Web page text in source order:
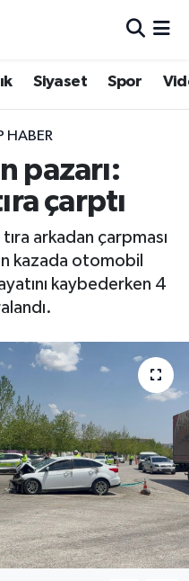
Siyaset Spor
HABER
pazarı:
çarptı
arkadan çarpması
kazada otomobil
kaybederken 4